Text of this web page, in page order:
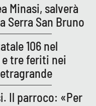
Minasi, salverà
Serra San Bruno
106 nel
tre feriti nei
Il parroco: «Per